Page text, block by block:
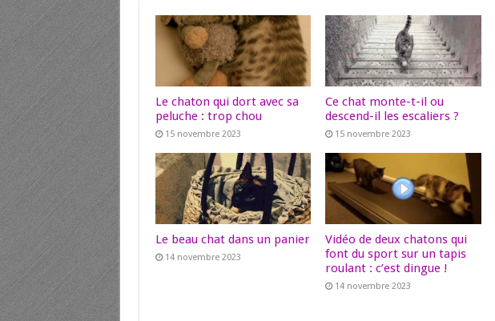
Le chaton qui dort avec sa
peluche : trop chou
15 novembre 2023
Ce chat monte-t-il ou
descend-il les escaliers ?
15 novembre 2023
Le beau chat dans un panier
14 novembre 2023
Vidéo de deux chatons qui
font du sport sur un tapis
roulant : c’est dingue !
14 novembre 2023